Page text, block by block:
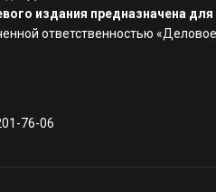
издания предназначена
ответственностью
76-06